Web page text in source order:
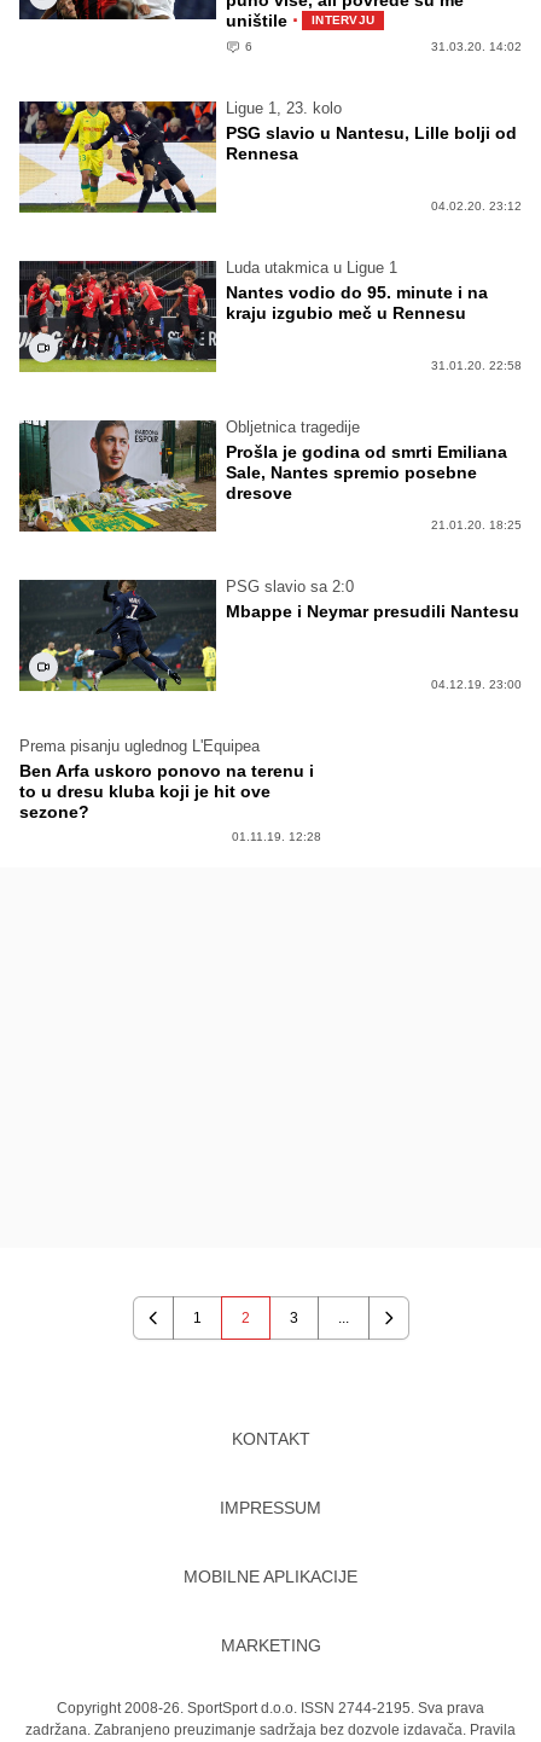
uništile ·
INTERVJU
6
31.03.20. 14:02
Ligue 1, 23. kolo
PSG slavio u Nantesu, Lille bolji od
Rennesa
04.02.20. 23:12
Luda utakmica u Ligue 1
Nantes vodio do 95. minute i na
kraju izgubio meč u Rennesu
31.01.20. 22:58
Obljetnica tragedije
Prošla je godina od smrti Emiliana
Sale, Nantes spremio posebne
dresove
21.01.20. 18:25
PSG slavio sa 2:0
Mbappe i Neymar presudili Nantesu
04.12.19. 23:00
Prema pisanju uglednog L'Equipea
Ben Arfa uskoro ponovo na terenu i
to u dresu kluba koji je hit ove
sezone?
01.11.19. 12:28
Previous
1 2 3 ...
Next
KONTAKT
IMPRESSUM
MOBILNE APLIKACIJE
MARKETING
Copyright 2008-26. SportSport d.o.o. ISSN 2744-2195. Sva prava
zadržana. Zabranjeno preuzimanje sadržaja bez dozvole izdavača. Pravila